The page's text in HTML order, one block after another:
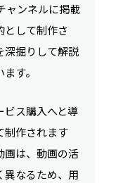
ャンネルに掲載
として制作さ
深掘りして解説
す。
ビス購入へと導
制作されます
画は、動画の活
異なるため、用